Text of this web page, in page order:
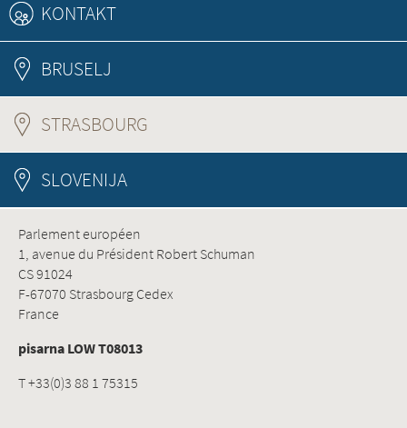
KONTAKT
BRUSELJ
STRASBOURG
SLOVENIJA
Parlement européen
1, avenue du Président Robert Schuman
CS 91024
F-67070 Strasbourg Cedex
France
pisarna LOW T08013
T +33(0)3 88 1 75315